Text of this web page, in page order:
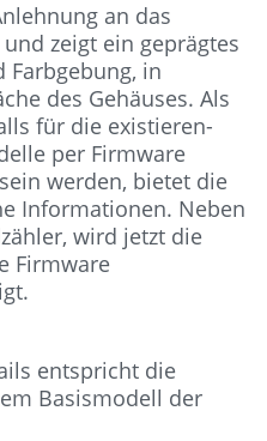
an das
zeigt ein geprägtes
Farbgebung, in
des Gehäuses. Als
für die existieren-
per Firmware
werden, bietet die
Informationen. Neben
wird jetzt die
Firmware
entspricht die
Basismodell der